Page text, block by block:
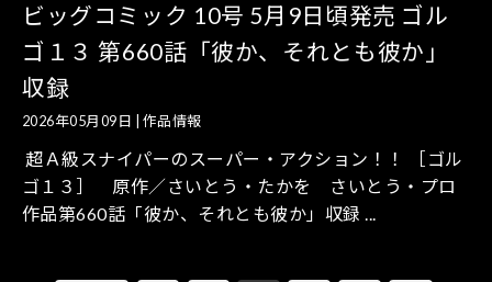
ビッグコミック 10号 5月9日頃発売 ゴル
ゴ１３ 第660話「彼か、それとも彼か」
収録
2026年05月09日 作品情報
超Ａ級スナイパーのスーパー・アクション！！ ［ゴル
ゴ１３］ 原作／さいとう・たかを さいとう・プロ
作品第660話「彼か、それとも彼か」収録 ...